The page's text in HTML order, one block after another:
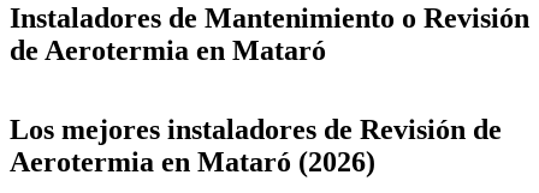
Instaladores de Mantenimiento o Revisión
de Aerotermia en Mataró
+
−
Los mejores instaladores de Revisión de
Aerotermia en Mataró (2026)